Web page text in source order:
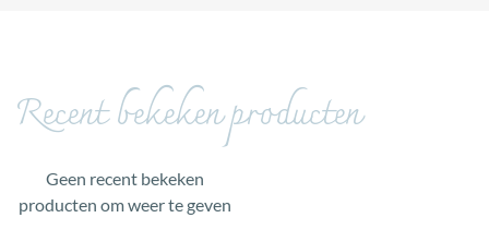
Recent bekeken producten
Geen recent bekeken
producten om weer te geven